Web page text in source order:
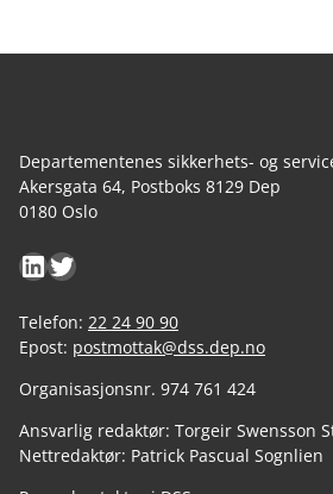
Departementenes sikkerhets- og
Akersgata 64, Postboks 8129 Dep
0180 Oslo
LinkedIn
Twitter
Telefon: 22 24 90 90
Epost: postmottak@dss.dep.no
Organisasjonsnr. 974 761 424
Ansvarlig redaktør: Torgeir Swensson
Nettredaktør: Patrick Pascual Sognlien